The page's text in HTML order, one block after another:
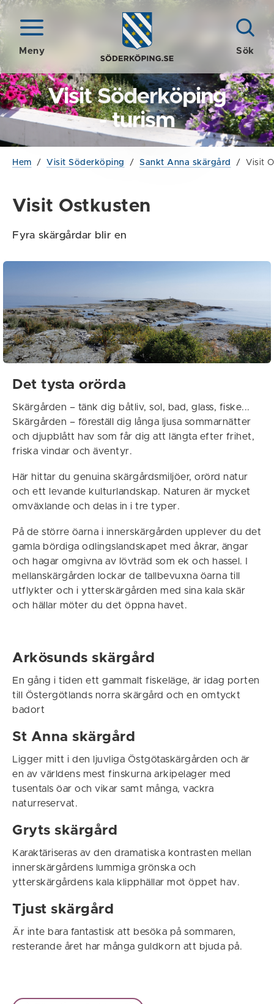
Meny Sök
Visit Söderköping
- turism
Hem / Visit Söderköping / Sankt Anna skärgård / Visit
Visit Ostkusten
Fyra skärgårdar blir en
Det tysta orörda
Skärgården – tänk dig båtliv, sol, bad, glass, fiske...
Skärgården – föreställ dig långa ljusa sommarnätter
och djupblått hav som får dig att längta efter frihet,
friska vindar och äventyr.
Här hittar du genuina skärgårdsmiljöer, orörd natur
och ett levande kulturlandskap. Naturen är mycket
omväxlande och delas in i tre typer.
På de större öarna i innerskärgården upplever du det
gamla bördiga odlingslandskapet med åkrar, ängar
och hagar omgivna av lövträd som ek och hassel. I
mellanskärgården lockar de tallbevuxna öarna till
utflykter och i ytterskärgården med sina kala skär
och hällar möter du det öppna havet.
Arkösunds skärgård
En gång i tiden ett gammalt fiskeläge, är idag porten
till Östergötlands norra skärgård och en omtyckt
badort
St Anna skärgård
Ligger mitt i den ljuvliga Östgötaskärgården och är
en av världens mest finskurna arkipelager med
tusentals öar och vikar samt många, vackra
naturreservat.
Gryts skärgård
Karaktäriseras av den dramatiska kontrasten mellan
innerskärgårdens lummiga grönska och
ytterskärgårdens kala klipphällar mot öppet hav.
Tjust skärgård
Är inte bara fantastisk att besöka på sommaren,
resterande året har många guldkorn att bjuda på.